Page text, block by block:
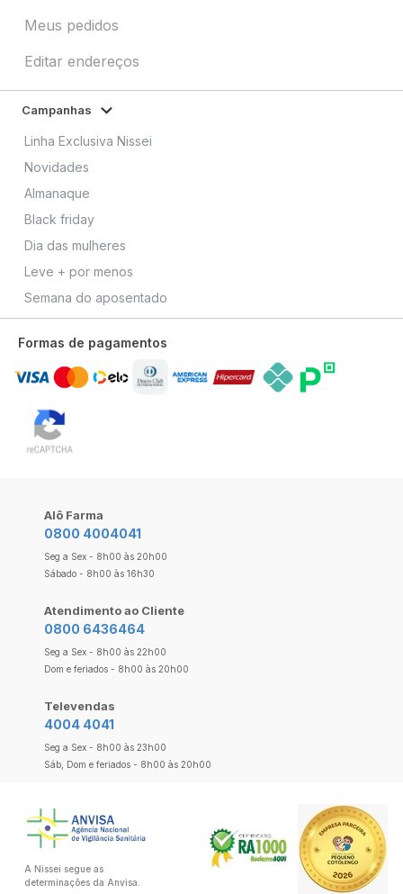
Meus pedidos
Editar endereços
Campanhas
Linha Exclusiva Nissei
Novidades
Almanaque
Black friday
Dia das mulheres
Leve + por menos
Semana do aposentado
Formas de pagamentos
Alô Farma
0800 4004041
Seg a Sex - 8h00 às 20h00
Sábado - 8h00 às 16h30
Atendimento ao Cliente
0800 6436464
Seg a Sex - 8h00 às 22h00
Dom e feriados - 8h00 às 20h00
Televendas
4004 4041
Seg a Sex - 8h00 às 23h00
Sáb, Dom e feriados - 8h00 às 20h00
A Nissei segue as
determinações da Anvisa.